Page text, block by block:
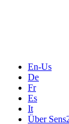
En-Us
De
Fr
Es
It
Über